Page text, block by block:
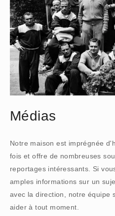
Médias
Notre maison est imprégnée
fois et offre de nombreuses
reportages intéressants. Si
amples informations sur un
avec la direction, notre équipe
aider à tout moment.